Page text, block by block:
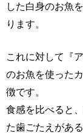
した白身のお魚
ります。
これに対して『
のお魚を使った
徴です。
食感を比べると
た歯ごたえがあ